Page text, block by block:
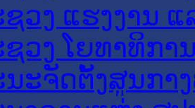
ວງ ແຮງງານ
ວງ ໂຍທາທິກາ
ະຈັດຕັ້ງສູນກາ